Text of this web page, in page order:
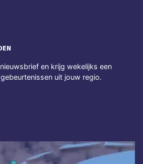
en krijg wekelijks een
uit jouw regio.